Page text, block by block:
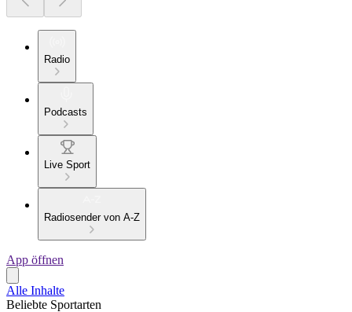
Radio
Podcasts
Live Sport
Radiosender von A-Z
App öffnen
Alle Inhalte
Beliebte Sportarten